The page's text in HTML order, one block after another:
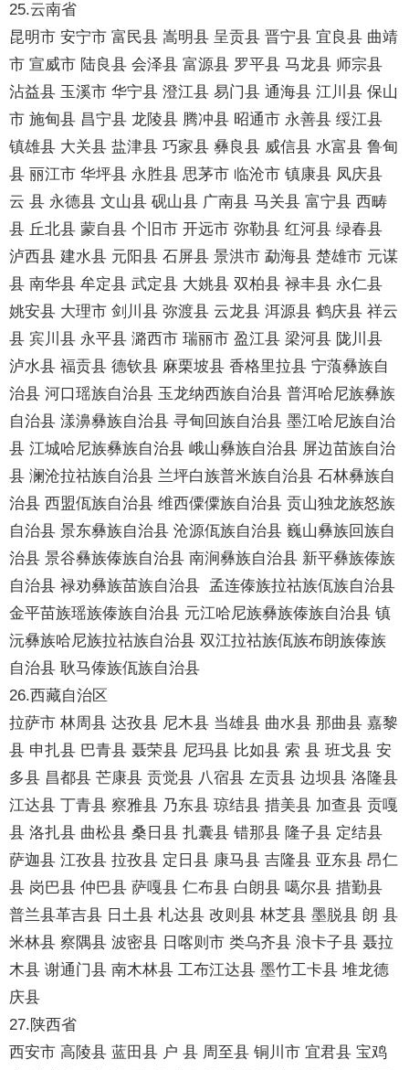
25.云南省
昆明市 安宁市 富民县 嵩明县 呈贡县 晋宁县 宜良县 曲靖
市 宣威市 陆良县 会泽县 富源县 罗平县 马龙县 师宗县
沾益县 玉溪市 华宁县 澄江县 易门县 通海县 江川县 保山
市 施甸县 昌宁县 龙陵县 腾冲县 昭通市 永善县 绥江县
镇雄县 大关县 盐津县 巧家县 彝良县 威信县 水富县 鲁甸
县 丽江市 华坪县 永胜县 思茅市 临沧市 镇康县 凤庆县
云 县 永德县 文山县 砚山县 广南县 马关县 富宁县 西畴
县 丘北县 蒙自县 个旧市 开远市 弥勒县 红河县 绿春县
泸西县 建水县 元阳县 石屏县 景洪市 勐海县 楚雄市 元谋
县 南华县 牟定县 武定县 大姚县 双柏县 禄丰县 永仁县
姚安县 大理市 剑川县 弥渡县 云龙县 洱源县 鹤庆县 祥云
县 宾川县 永平县 潞西市 瑞丽市 盈江县 梁河县 陇川县
泸水县 福贡县 德钦县 麻栗坡县 香格里拉县 宁蒗彝族自
治县 河口瑶族自治县 玉龙纳西族自治县 普洱哈尼族彝族
自治县 漾濞彝族自治县 寻甸回族自治县 墨江哈尼族自治
县 江城哈尼族彝族自治县 峨山彝族自治县 屏边苗族自治
县 澜沧拉祜族自治县 兰坪白族普米族自治县 石林彝族自
治县 西盟佤族自治县 维西僳僳族自治县 贡山独龙族怒族
自治县 景东彝族自治县 沧源佤族自治县 巍山彝族回族自
治县 景谷彝族傣族自治县 南涧彝族自治县 新平彝族傣族
自治县 禄劝彝族苗族自治县 孟连傣族拉祜族佤族自治县
金平苗族瑶族傣族自治县 元江哈尼族彝族傣族自治县 镇
沅彝族哈尼族拉祜族自治县 双江拉祜族佤族布朗族傣族
自治县 耿马傣族佤族自治县
26.西藏自治区
拉萨市 林周县 达孜县 尼木县 当雄县 曲水县 那曲县 嘉黎
县 申扎县 巴青县 聂荣县 尼玛县 比如县 索 县 班戈县 安
多县 昌都县 芒康县 贡觉县 八宿县 左贡县 边坝县 洛隆县
江达县 丁青县 察雅县 乃东县 琼结县 措美县 加查县 贡嘎
县 洛扎县 曲松县 桑日县 扎囊县 错那县 隆子县 定结县
萨迦县 江孜县 拉孜县 定日县 康马县 吉隆县 亚东县 昂仁
县 岗巴县 仲巴县 萨嘎县 仁布县 白朗县 噶尔县 措勤县
普兰县革吉县 日土县 札达县 改则县 林芝县 墨脱县 朗 县
米林县 察隅县 波密县 日喀则市 类乌齐县 浪卡子县 聂拉
木县 谢通门县 南木林县 工布江达县 墨竹工卡县 堆龙德
庆县
27.陕西省
西安市 高陵县 蓝田县 户 县 周至县 铜川市 宜君县 宝鸡